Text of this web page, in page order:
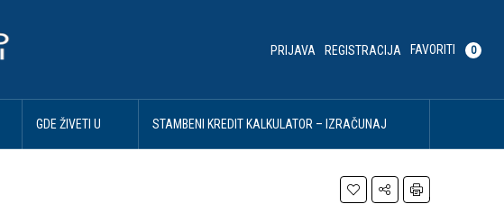
PRIJAVA REGISTRACIJA FAVORITI 0
GDE ŽIVETI U STAMBENI KREDIT KALKULATOR – IZRAČUNAJ